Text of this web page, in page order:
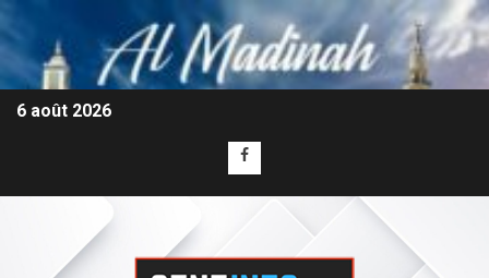
6 août 2026